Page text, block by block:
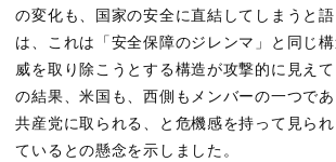
の変化も、国家の安全に直結してしまうと
は、これは「安全保障のジレンマ」と同じ
威を取り除こうとする構造が攻撃的に見え
の結果、米国も、西側もメンバーの一つで
共産党に取られる、と危機感を持って見ら
ているとの懸念を示しました。